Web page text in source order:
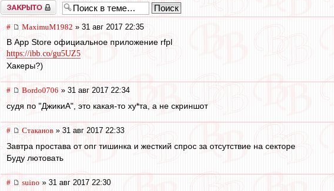
Закрыто
# MaximuM1982 » 31 авг 2017 22:35
В App Store официальное приложение rfpl
https://ibb.co/gu5UZ5
Хакеры?)
# Bordo0706 » 31 авг 2017 22:34
судя по "ДжикиА", это какая-то ху*та, а не скриншот
# Cтаканов » 31 авг 2017 22:33
Завтра простава от опг тишинка и жесткий спрос за отсутствие на секторе
Буду лютовать
# suino » 31 авг 2017 22:30